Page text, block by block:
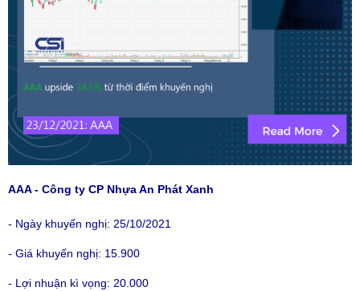
AAA - Công ty CP Nhựa An Phát Xanh
- Ngày khuyến nghị: 25/10/2021
- Giá khuyến nghị: 15.900
- Lợi nhuận kì vọng: 20.000